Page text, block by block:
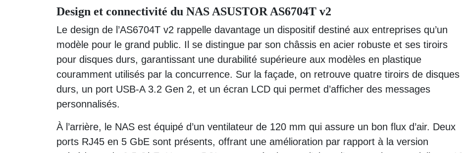
Design et connectivité du NAS ASUSTOR AS6704T v2
Le design de l’AS6704T v2 rappelle davantage un dispositif destiné aux entreprises qu’un
modèle pour le grand public. Il se distingue par son châssis en acier robuste et ses tiroirs
pour disques durs, garantissant une durabilité supérieure aux modèles en plastique
couramment utilisés par la concurrence. Sur la façade, on retrouve quatre tiroirs de disques
durs, un port USB-A 3.2 Gen 2, et un écran LCD qui permet d’afficher des messages
personnalisés.
À l’arrière, le NAS est équipé d’un ventilateur de 120 mm qui assure un bon flux d’air. Deux
ports RJ45 en 5 GbE sont présents, offrant une amélioration par rapport à la version